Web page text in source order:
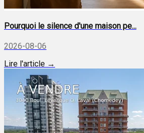
Pourquoi le silence d'une maison pe...
2026-08-06
Lire l'article →